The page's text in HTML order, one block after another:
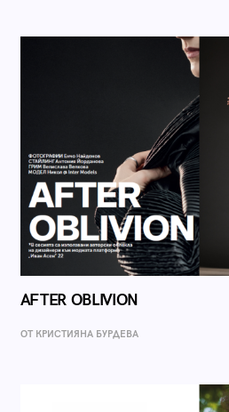
AFTER OBLIVION
ОТ КРИСТИЯНА БУРДЕВА